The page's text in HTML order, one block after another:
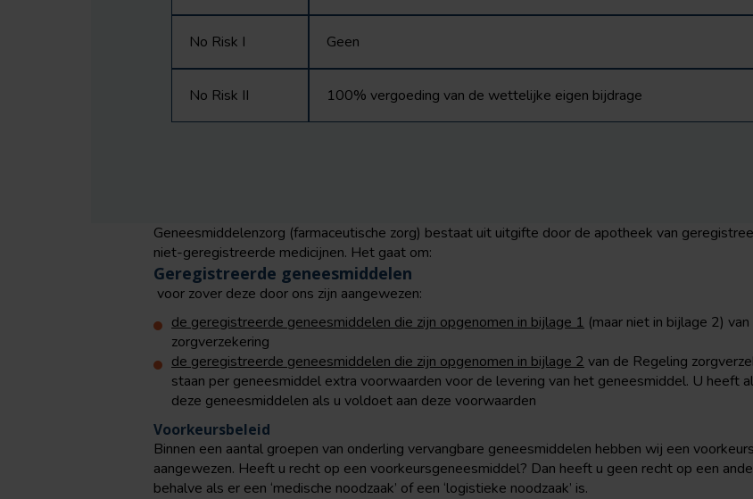
No Risk I Geen
No Risk II 100% vergoeding van de wettelijke eigen bijdrage
Geneesmiddelenzorg (farmaceutische zorg) bestaat uit uitgifte door de apotheek van
niet-geregistreerde medicijnen. Het gaat om:
Geregistreerde geneesmiddelen
voor zover deze door ons zijn aangewezen:
de geregistreerde geneesmiddelen die zijn opgenomen in bijlage 1 (maar niet in bijlage 2)
zorgverzekering
de geregistreerde geneesmiddelen die zijn opgenomen in bijlage 2 van de Regeling
staan per geneesmiddel extra voorwaarden voor de levering van het geneesmiddel. U heeft
deze geneesmiddelen als u voldoet aan deze voorwaarden
Voorkeursbeleid
Binnen een aantal groepen van onderling vervangbare geneesmiddelen hebben wij een
aangewezen. Heeft u recht op een voorkeursgeneesmiddel? Dan heeft u geen recht op een
behalve als er een ‘medische noodzaak’ of een ‘logistieke noodzaak’ is.